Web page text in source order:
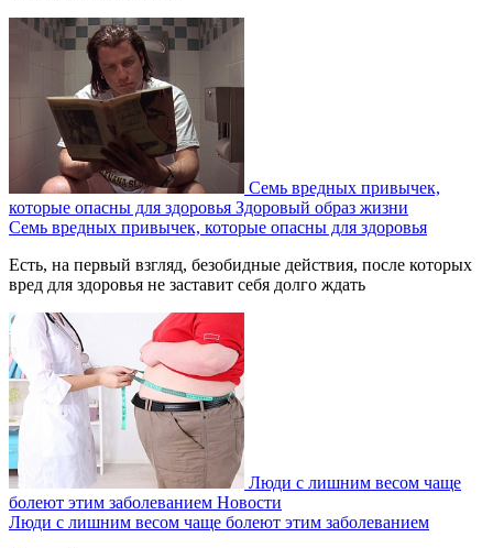
Семь вредных привычек,
которые опасны для здоровья Здоровый образ жизни
Семь вредных привычек, которые опасны для здоровья
Есть, на первый взгляд, безобидные действия, после которых
вред для здоровья не заставит себя долго ждать
Люди с лишним весом чаще
болеют этим заболеванием Новости
Люди с лишним весом чаще болеют этим заболеванием